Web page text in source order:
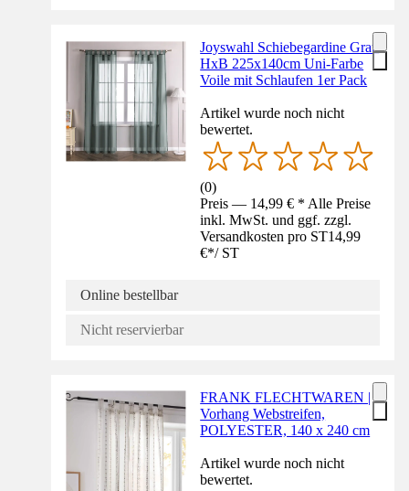
Joyswahl Schiebegardine Grau
HxB 225x140cm Uni-Farbe
Voile mit Schlaufen 1er Pack
Artikel wurde noch nicht
bewertet.
(0)
Preis — 14,99 € * Alle Preise
inkl. MwSt. und ggf. zzgl.
Versandkosten pro ST14,99
€*/ ST
Online bestellbar
Nicht reservierbar
FRANK FLECHTWAREN |
Vorhang Webstreifen,
POLYESTER, 140 x 240 cm
Artikel wurde noch nicht
bewertet.